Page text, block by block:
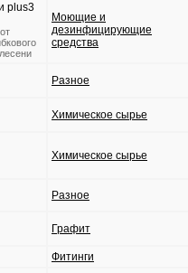
plus3
Моющие и
дезинфицирующие
средства
Разное
Химическое сырье
Химическое сырье
Разное
Графит
Фитинги